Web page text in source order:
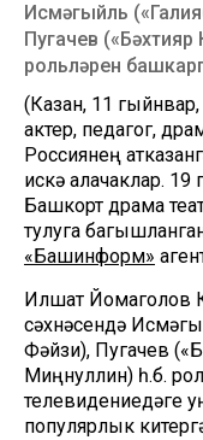
Исмәгыйль
Пугачев
рольләрен
(Казан, 11
актер, педагог,
Россиянең
искә алачаклар.
Башкорт драма
тулуга
«Башинформ»
Илшат Йомаголов
сәхнәсендә
Фәйзи), Пугачев
Миңнуллин) һ.б.
телевидениедәге
популярлык